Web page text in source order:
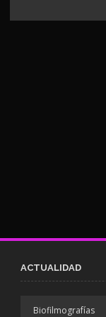
ACTUALIDAD
Biofilmografías